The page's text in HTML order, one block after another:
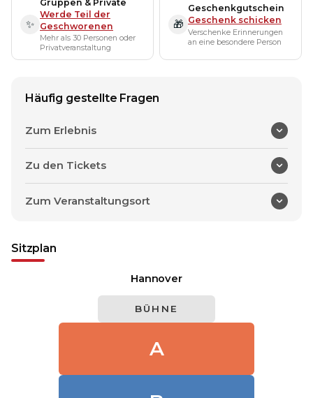
✨
Gruppen & Private
Werde Teil der
Geschworenen
Mehr als 30 Personen oder
Privatveranstaltung
🎁
Geschenkgutschein
Geschenk schicken
Verschenke Erinnerungen
an eine besondere Person
Häufig gestellte Fragen
Zum Erlebnis
Zu den Tickets
Zum Veranstaltungsort
Sitzplan
Hannover
BÜHNE
A